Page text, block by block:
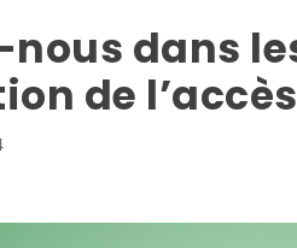
dans
de